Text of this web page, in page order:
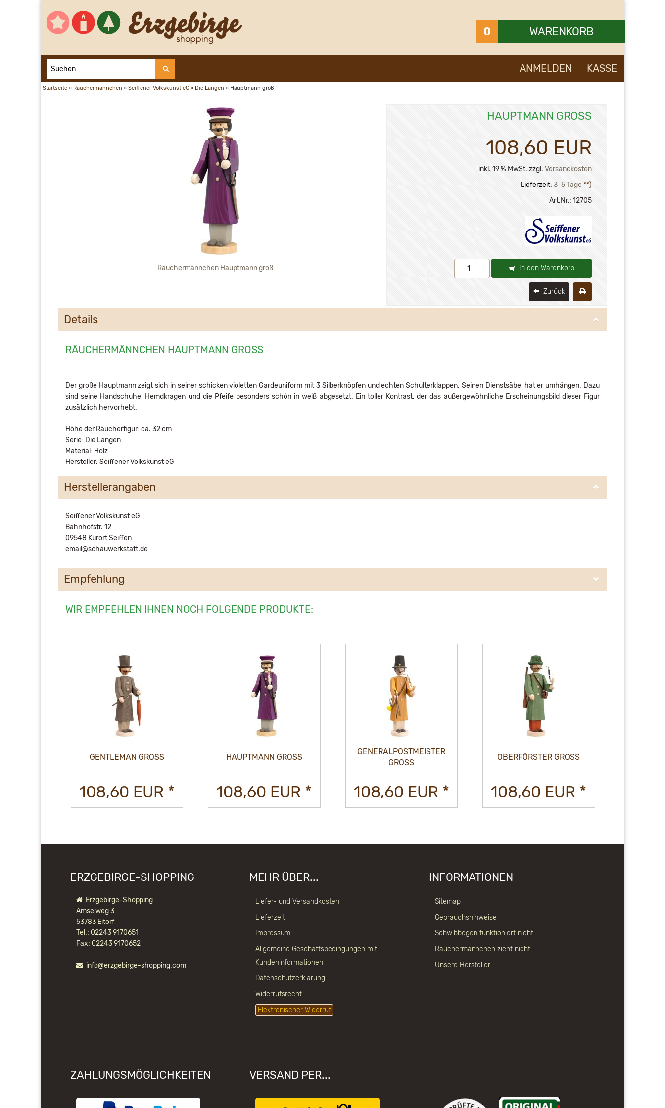
0 WARENKORB
Ihr Warenkorb ist leer.
ANMELDEN KASSE
Startseite » Räuchermännchen » Seiffener Volkskunst eG » Die Langen » Hauptmann groß
Räuchermännchen Hauptmann groß
HAUPTMANN GROSS
108,60 EUR
inkl. 19 % MwSt. zzgl. Versandkosten
Lieferzeit: 3-5 Tage**)
Art.Nr.: 12705
In den Warenkorb
Zurück
Details
RÄUCHERMÄNNCHEN HAUPTMANN GROSS
Der große Hauptmann zeigt sich in seiner schicken violetten Gardeuniform mit 3 Silberknöpfen und echten Schulterklappen. Seinen Dienstsäbel hat er umhängen. Dazu
sind seine Handschuhe, Hemdkragen und die Pfeife besonders schön in weiß abgesetzt. Ein toller Kontrast, der das außergewöhnliche Erscheinungsbild dieser Figur
zusätzlich hervorhebt.
Höhe der Räucherfigur: ca. 32 cm
Serie: Die Langen
Material: Holz
Hersteller: Seiffener Volkskunst eG
Herstellerangaben
Seiffener Volkskunst eG
Bahnhofstr. 12
09548 Kurort Seiffen
email@schauwerkstatt.de
Empfehlung
WIR EMPFEHLEN IHNEN NOCH FOLGENDE PRODUKTE:
GENTLEMAN GROSS
108,60 EUR *
HAUPTMANN GROSS
108,60 EUR *
GENERALPOSTMEISTER
GROSS
108,60 EUR *
OBERFÖRSTER GROSS
108,60 EUR *
ERZGEBIRGE-SHOPPING
Erzgebirge-Shopping
Amselweg 3
53783 Eitorf
Tel.: 02243 9170651
Fax: 02243 9170652
info@erzgebirge-shopping.com
MEHR ÜBER...
Liefer- und Versandkosten
Lieferzeit
Impressum
Allgemeine Geschäftsbedingungen mit
Kundeninformationen
Datenschutzerklärung
Widerrufsrecht
Elektronischer Widerruf
INFORMATIONEN
Sitemap
Gebrauchshinweise
Schwibbogen funktioniert nicht
Räuchermännchen zieht nicht
Unsere Hersteller
ZAHLUNGSMÖGLICHKEITEN VERSAND PER...